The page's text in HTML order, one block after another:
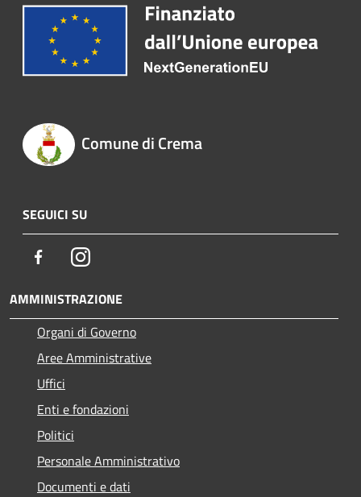
Comune di Crema
SEGUICI SU
FacebookInstagram
AMMINISTRAZIONE
Organi di Governo
Aree Amministrative
Uffici
Enti e fondazioni
Politici
Personale Amministrativo
Documenti e dati